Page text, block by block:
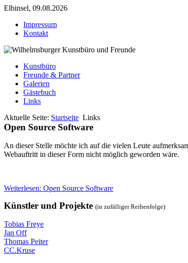
Elbinsel, 09.08.2026
Impressum
Kontakt
Kunstbüro
Freunde & Partner
Galerien
Gästebuch
Links
Aktuelle Seite: Startseite Links
Open Source Software
An dieser Stelle möchte ich auf die vielen Leute
Webauftritt in dieser Form nicht möglich geworden wäre.
Weiterlesen: Open Source Software
Künstler und Projekte (in zufälliger Reihenfolge)
Tobias Freye
Jan Off
Thomas Peiter
CC.Kruse